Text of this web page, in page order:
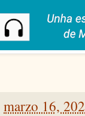
marzo 16,